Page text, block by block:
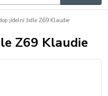
jídelní židle Z69 Klaudie
Z69 Klaudie